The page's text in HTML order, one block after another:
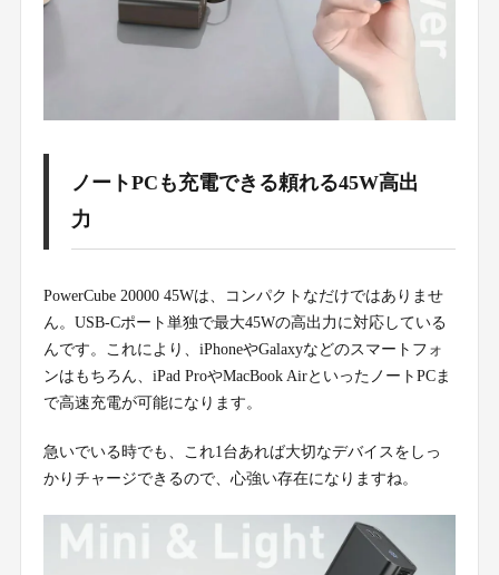
ノートPCも充電できる頼れる45W高出
力
PowerCube 20000 45Wは、コンパクトなだけではありませ
ん。USB-Cポート単独で最大45Wの高出力に対応している
んです。これにより、iPhoneやGalaxyなどのスマートフォ
ンはもちろん、iPad ProやMacBook AirといったノートPCま
で高速充電が可能になります。
急いでいる時でも、これ1台あれば大切なデバイスをしっ
かりチャージできるので、心強い存在になりますね。